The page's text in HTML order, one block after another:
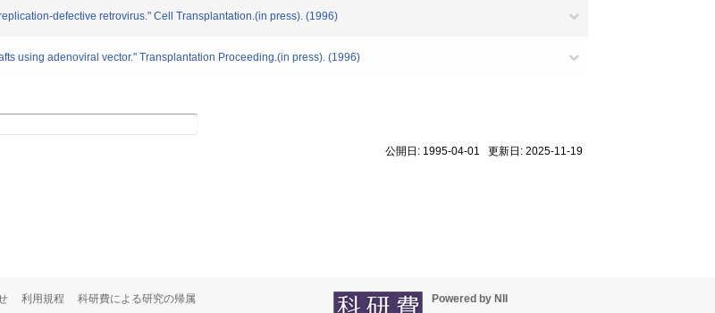
defective retrovirus." Cell Transplantation.(in press). (1996)
using adenoviral vector." Transplantation Proceeding.(in press). (1996)
公開日: 1995-04-01 更新日: 2025-11-19
利用規程 科研費による研究の帰属 Powered by NII